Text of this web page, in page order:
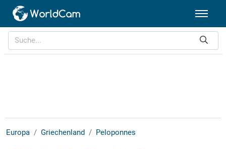
Europa Griechenland Peloponnes